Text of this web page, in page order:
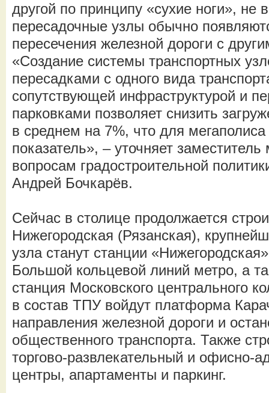
другой по принципу «сухие ноги», не
пересадочные узлы обычно
пересечения железной дороги с
«Создание системы транспортных
пересадками с одного вида
сопутствующей инфраструктурой и
парковками позволяет снизить
в среднем на 7%, что для
показатель», – уточняет
вопросам градостроительной
Андрей Бочкарёв.
Сейчас в столице продолжается
Нижегородская (Рязанская),
узла станут станции
Большой кольцевой линий метро, а
станция Московского центрального
в состав ТПУ войдут платформа
направления железной дороги и
общественного транспорта. Также
торгово-развлекательный и офисно-
центры, апартаменты и паркинг.